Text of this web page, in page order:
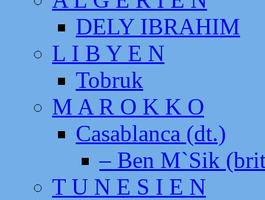
DELY IBRAHIM
L I B Y E N
Tobruk
M A R O K K O
Casablanca (dt.)
– Ben M`Sik
T U N E S I E N